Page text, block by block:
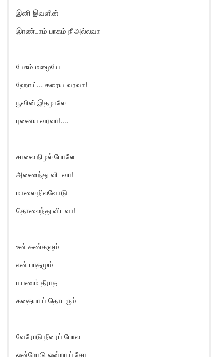
இனி இவளின்
இரண்டாம் பாகம் நீ அல்லவா
பேசும் மழையே
ஹோய்… கரைய வரவா!
பூவின் இதழாலே
புனைய வரவா!….
சாலை நிழல் போலே
அணைந்து விடவா!
மாலை நிலவோடு
தொலைந்து விடவா!
உன் கண்களும்
என் பாதமும்
பயணம் தீராத
கதையாய் தொடரும்
வேரோடு நீரைப் போல
ஒன்றாேடு ஒன்றாய் சேர